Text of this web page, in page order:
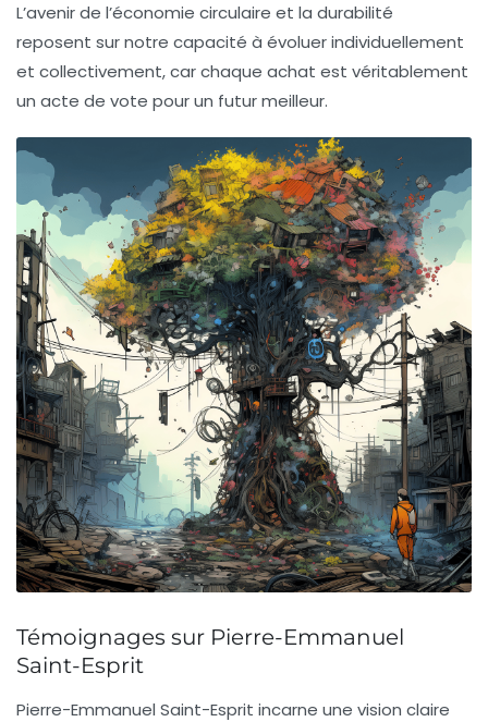
L’avenir de l’économie circulaire et la durabilité
reposent sur notre capacité à évoluer individuellement
et collectivement, car chaque achat est véritablement
un acte de vote pour un futur meilleur.
Témoignages sur Pierre-Emmanuel
Saint-Esprit
Pierre-Emmanuel Saint-Esprit incarne une vision claire